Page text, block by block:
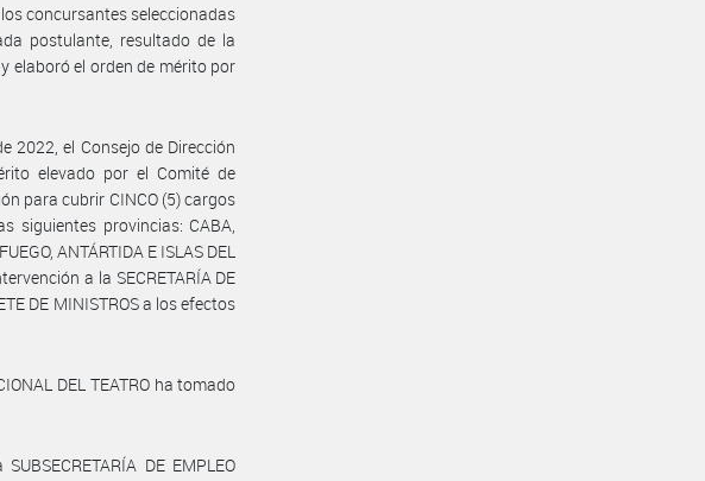
concursantes seleccionadas
postulante, resultado de la
elaboró el orden de mérito por
2022, el Consejo de Dirección
elevado por el Comité de
para cubrir CINCO (5) cargos
siguientes provincias: CABA,
ANTÁRTIDA E ISLAS DEL
a la SECRETARÍA DE
DE MINISTROS a los efectos
DEL TEATRO ha tomado
DE EMPLEO